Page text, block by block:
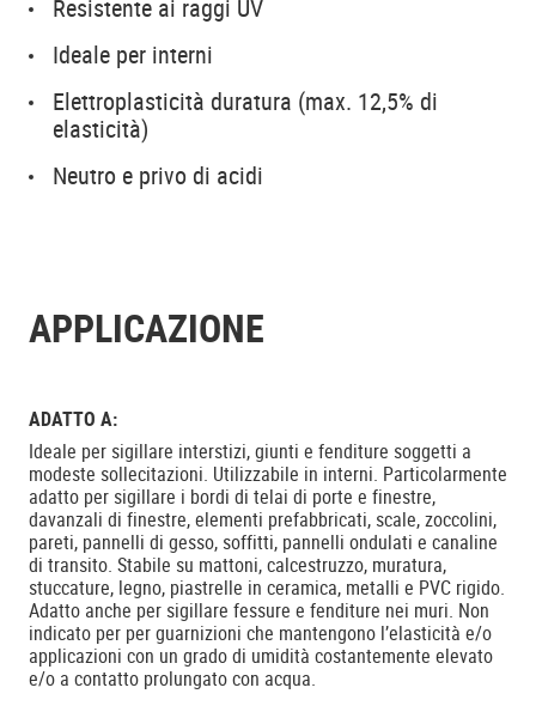
Resistente ai raggi UV
Ideale per interni
Elettroplasticità duratura (max. 12,5% di
elasticità)
Neutro e privo di acidi
APPLICAZIONE
ADATTO A:
Ideale per sigillare interstizi, giunti e fenditure soggetti a
modeste sollecitazioni. Utilizzabile in interni. Particolarmente
adatto per sigillare i bordi di telai di porte e finestre,
davanzali di finestre, elementi prefabbricati, scale, zoccolini,
pareti, pannelli di gesso, soffitti, pannelli ondulati e canaline
di transito. Stabile su mattoni, calcestruzzo, muratura,
stuccature, legno, piastrelle in ceramica, metalli e PVC rigido.
Adatto anche per sigillare fessure e fenditure nei muri. Non
indicato per per guarnizioni che mantengono l’elasticità e/o
applicazioni con un grado di umidità costantemente elevato
e/o a contatto prolungato con acqua.